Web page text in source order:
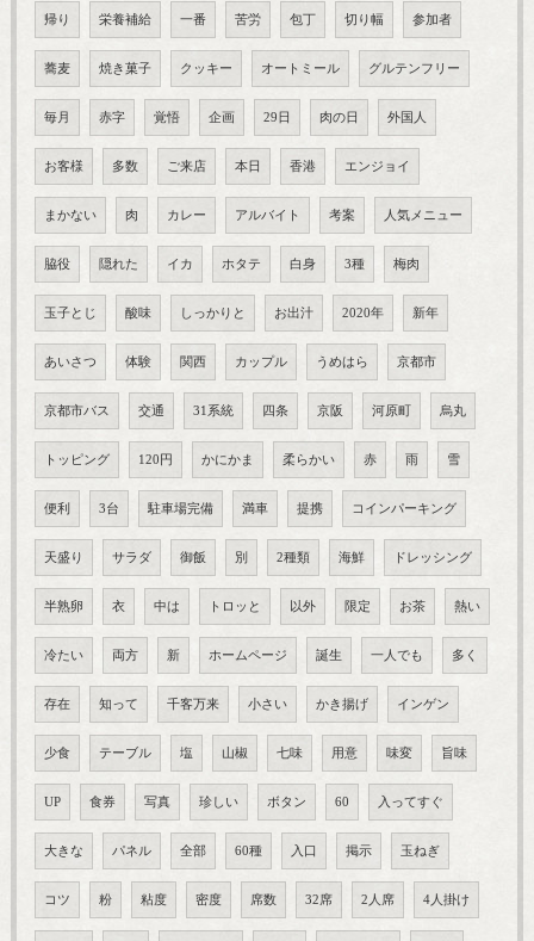
帰り 栄養補給 一番 苦労 包丁 切り幅 参加者
蕎麦 焼き菓子 クッキー オートミール グルテンフリー
毎月 赤字 覚悟 企画 29日 肉の日 外国人
お客様 多数 ご来店 本日 香港 エンジョイ
まかない 肉 カレー アルバイト 考案 人気メニュー
脇役 隠れた イカ ホタテ 白身 3種 梅肉
玉子とじ 酸味 しっかりと お出汁 2020年 新年
あいさつ 体験 関西 カップル うめはら 京都市
京都市バス 交通 31系統 四条 京阪 河原町 烏丸
トッピング 120円 かにかま 柔らかい 赤 雨 雪
便利 3台 駐車場完備 満車 提携 コインパーキング
天盛り サラダ 御飯 別 2種類 海鮮 ドレッシング
半熟卵 衣 中は トロッと 以外 限定 お茶 熱い
冷たい 両方 新 ホームページ 誕生 一人でも 多く
存在 知って 千客万来 小さい かき揚げ インゲン
少食 テーブル 塩 山椒 七味 用意 味変 旨味
UP 食券 写真 珍しい ボタン 60 入ってすぐ
大きな パネル 全部 60種 入口 掲示 玉ねぎ
コツ 粉 粘度 密度 席数 32席 2人席 4人掛け